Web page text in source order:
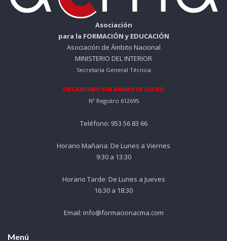
Asociación
para la FORMACIÓN y EDUCACIÓN
Asociación de Ámbito Nacional
MINISTERIO DEL INTERIOR
Secretaría General Técnica
ORGANISMO SIN ÁNIMO DE LUCRO
Nº Registro 612695
Teléfono: 953 56 83 66
Horario Mañana: De Lunes a Viernes
9:30 a 13:30
Horario Tarde: De Lunes a Jueves
16:30 a 18:30
Email: info@formacionacma.com
Menú